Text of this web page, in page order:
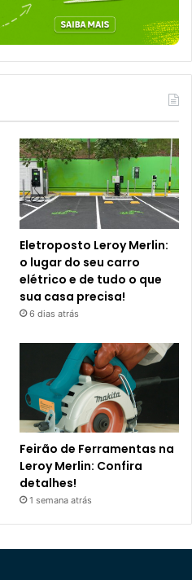
Eletroposto Leroy Merlin:
o lugar do seu carro
elétrico e de tudo o que
sua casa precisa!
6 dias atrás
Feirão de Ferramentas na
Leroy Merlin: Confira
detalhes!
1 semana atrás